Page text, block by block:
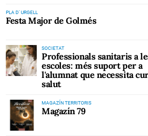
PLA D' URGELL
Festa Major de Golmés
SOCIETAT
Professionals sanitaris a
escoles: més suport per a
l'alumnat que necessita
salut
MAGAZÍN TERRITORIS
Magazín 79